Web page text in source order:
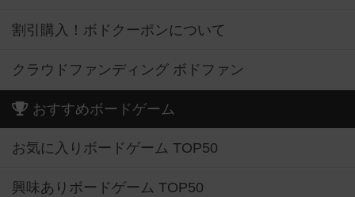
割引購入！ボドクーポンについて
クラウドファンディング ボドファン
おすすめボードゲーム
お気に入りボードゲーム TOP50
興味ありボードゲーム TOP50